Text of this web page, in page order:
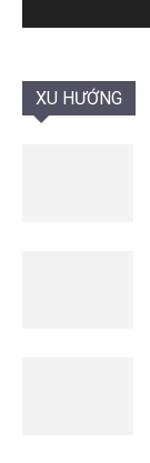
XU HƯỚNG